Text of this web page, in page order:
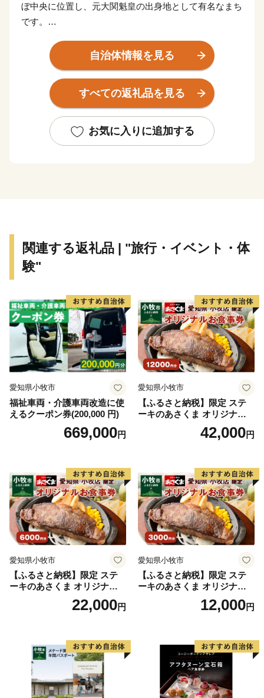
ぼ中央に位置し、元大関魁皇の出身地として有名なまち
です。
父なる福智山と母なる遠賀川に代表される豊かな自然に
恵まれ、春には約13万本のチューリップが咲き誇りま
す。また、江戸時代は直方藩の城下町として、明治以降
は石炭業や鉄工業で筑豊炭田の中心都市として栄えるな
自然と歴史が織り成す直方市。あなたの温かいご支援
自治体情報を見る
すべての返礼品を見る
お気に入りに追加する
関連する返礼品 | "旅行・イベント・体
験"
愛知県小牧市
福祉車両・介護車両改造に使
えるクーポン券(200,000 円)
669,000円
愛知県小牧市
【ふるさと納税】限定 ステ
ーキのあさくま オリジナル
お食事券 12000円 お好きなメ
ニュー 好きなだけ コーンス
県 小牧店 小牧市 チケット 送
料無料
42,000円
愛知県小牧市
【ふるさと納税】限定 ステ
ーキのあさくま オリジナル
お食事券 6000円 お好きなメ
ニュー 好きなだけ コーンス
県 小牧店 小牧市 チケット 送
料無料
22,000円
愛知県小牧市
【ふるさと納税】限定 ステ
ーキのあさくま オリジナル
お食事券 3000円 お好きなメ
ニュー 好きなだけ コーンス
県 小牧店 小牧市 チケット 送
12,000円